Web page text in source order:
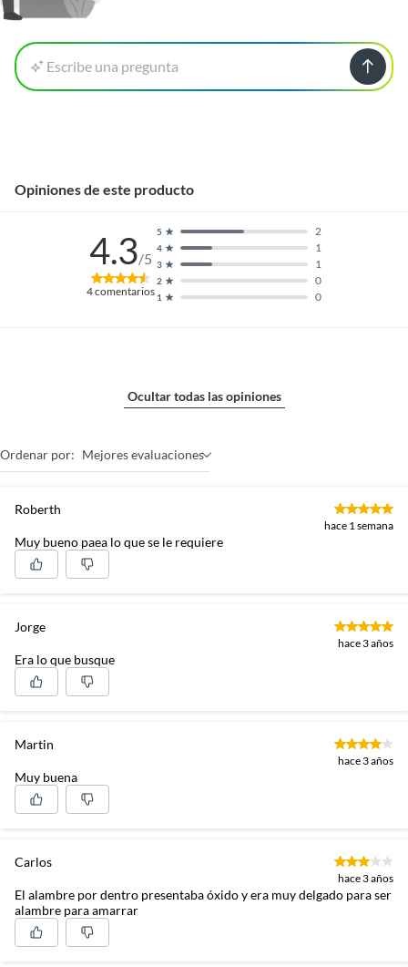
Escribe una pregunta
Opiniones de este producto
4.3/5
4comentarios 1 0
2 0
3 1
4 1
5 2
Ocultar todas las opiniones
Ordenar por: Mejores evaluaciones
Roberth
hace 1 semana
Muy bueno paea lo que se le requiere
Jorge
hace 3 años
Era lo que busque
Martin
hace 3 años
Muy buena
Carlos
hace 3 años
El alambre por dentro presentaba óxido y era muy delgado para ser
alambre para amarrar